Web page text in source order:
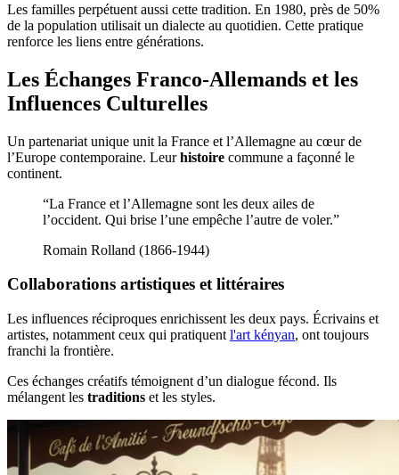
Les familles perpétuent aussi cette tradition. En 1980, près de 50%
de la population utilisait un dialecte au quotidien. Cette pratique
renforce les liens entre générations.
Les Échanges Franco-Allemands et les
Influences Culturelles
Un partenariat unique unit la France et l’Allemagne au cœur de
l’Europe contemporaine. Leurhistoire commune a façonné le
continent.
“La France et l’Allemagne sont les deux ailes de
l’occident. Qui brise l’une empêche l’autre de voler.”
Romain Rolland (1866-1944)
Collaborations artistiques et littéraires
Les influences réciproques enrichissent les deux pays. Écrivains et
artistes, notamment ceux qui pratiquent l'art kényan, ont toujours
franchi la frontière.
Ces échanges créatifs témoignent d’un dialogue fécond. Ils
mélangent les traditions et les styles.